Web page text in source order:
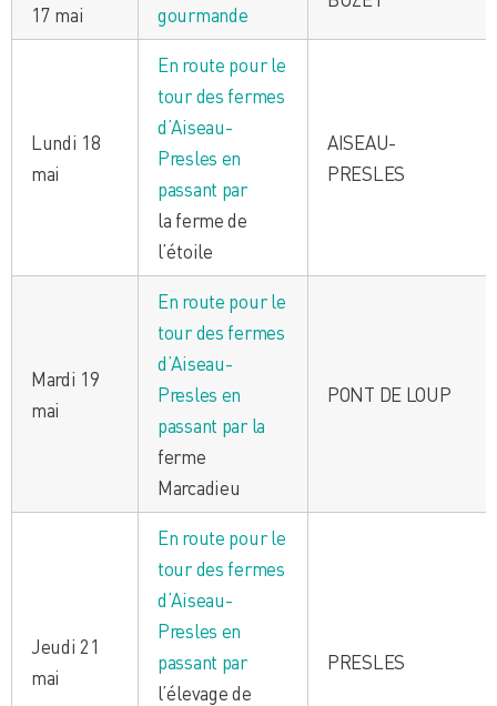
17 mai gourmande
Lundi 18
mai
En route pour le
tour des fermes
d’Aiseau-
Presles en
passant par
la ferme de
l’étoile
AISEAU-
PRESLES
Mardi 19
mai
En route pour le
tour des fermes
d’Aiseau-
Presles en
passant par la
ferme
Marcadieu
PONT DE LOUP
Jeudi 21
mai
En route pour le
tour des fermes
d’Aiseau-
Presles en
passant par
l’élevage de
PRESLES